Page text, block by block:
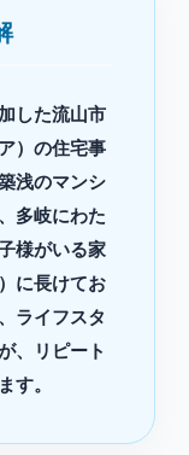
した流山市
）の住宅事
浅のマンシ
多岐にわた
様がいる家
に長けてお
ライフスタ
、リピート
す。